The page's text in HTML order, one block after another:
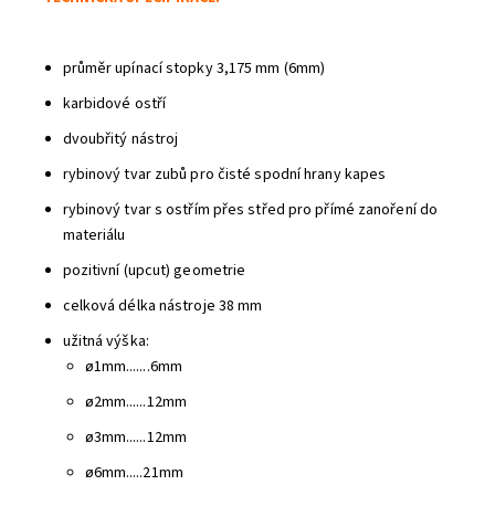
průměr upínací stopky 3,175 mm (6mm)
karbidové ostří
dvoubřitý nástroj
rybinový tvar zubů pro čisté spodní hrany kapes
rybinový tvar s ostřím přes střed pro přímé zanoření do
materiálu
pozitivní (upcut) geometrie
celková délka nástroje 38 mm
užitná výška:
ø1mm.......6mm
ø2mm......12mm
ø3mm......12mm
ø6mm.....21mm